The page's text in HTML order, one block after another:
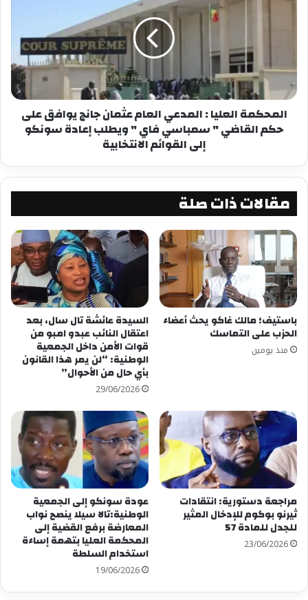
المحكمة العليا : المدعي العام عثمان جانج يوافق على
حكم القاضي " سمباسي فاي " ويطلب إعادة سونكو
إلى القوائم الانتخابية
مقالات ذات صلة
باستيف؛ مالك غاكو يحث أعضاء
الحزب على التماسك
منذ يومين
السيدة عائشة تال سال، بعد
اعتقال النائب عبدو امبو من
قوات الأمن داخل الجمعية
الوطنية: “لن يمر هذا القانون
بأي حال من الأحوال”
29/06/2026
مراجعة دستورية: انتقادات
ثيرنو بوكوم للإدخال المثير
للجدل للمادة 57
23/06/2026
عودة سونكو إلى الجمعية
الوطنية:تالا سيلا ينصح نواب
المعارضة برفع القضية إلى
المحكمة العليا بتهمة إساءة
استخدام السلطة
19/06/2026